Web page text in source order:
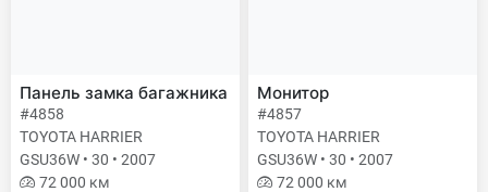
Панель замка багажника
#4858
TOYOTA HARRIER
GSU36W • 30 • 2007
72 000 км
Монитор
#4857
TOYOTA HARRIER
GSU36W • 30 • 2007
72 000 км